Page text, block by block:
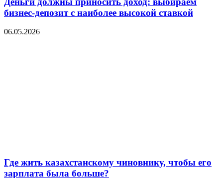
бизнес-депозит с наиболее высокой ставкой
06.05.2026
Где жить казахстанскому чиновнику, чтобы его
зарплата была больше?